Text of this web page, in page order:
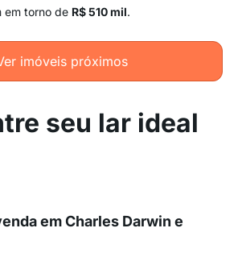
em torno de R$ 510 mil.
imóveis próximos
seu lar ideal
em Charles Darwin e